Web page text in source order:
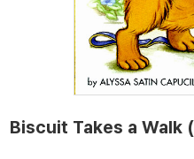
Biscuit Takes a Walk